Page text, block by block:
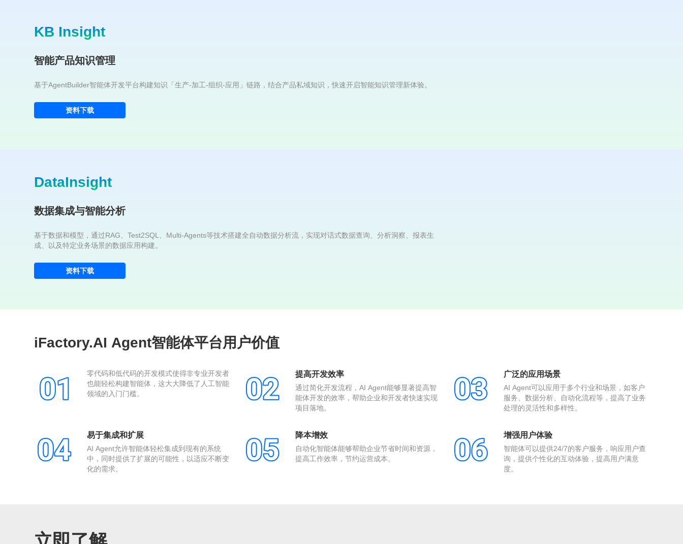
KB Insight
智能产品知识管理
基于AgentBuilder智能体开发平台构建知识「生产-加工-组织-应用」链路，结合产品私域知识，快速开启智能知识管理新体验。
资料下载
DataInsight
数据集成与智能分析
基于数据和模型，通过RAG、Test2SQL、Multi-Agents等技术搭建全自动数据分析流，实现对话式数据查询、分析洞察、报表生
成、以及特定业务场景的数据应用构建。
资料下载
iFactory.AI Agent智能体平台用户价值
零代码和低代码的开发模式使得非专业开发者
也能轻松构建智能体，这大大降低了人工智能
领域的入门门槛。
提高开发效率
通过简化开发流程，AI Agent能够显著提高智
能体开发的效率，帮助企业和开发者快速实现
项目落地。
广泛的应用场景
AI Agent可以应用于多个行业和场景，如客户
服务、数据分析、自动化流程等，提高了业务
处理的灵活性和多样性。
易于集成和扩展
AI Agent允许智能体轻松集成到现有的系统
中，同时提供了扩展的可能性，以适应不断变
化的需求。
降本增效
自动化智能体能够帮助企业节省时间和资源，
提高工作效率，节约运营成本。
增强用户体验
智能体可以提供24/7的客户服务，响应用户查
询，提供个性化的互动体验，提高用户满意
度。